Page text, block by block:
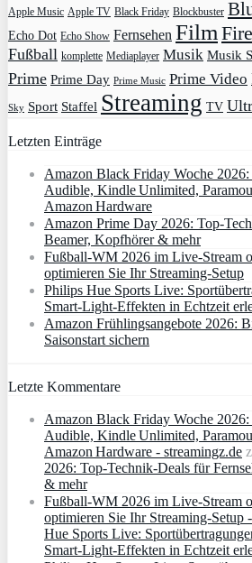
Apple Music Apple TV Black Friday Blockbuster
Echo Dot Echo Show Fernsehen Film
Fußball komplette Mediaplayer Musik Musik
Prime Prime Day Prime Music Prime Video
Sky Sport Staffel Streaming TV
Letzten Einträge
Amazon Black Friday Woche 2026:
Audible, Kindle Unlimited,
Amazon Hardware
Amazon Prime Day 2026: Top-
Beamer, Kopfhörer & mehr
Fußball-WM 2026 im Live-Stream
optimieren Sie Ihr Streaming-Setup
Philips Hue Sports Live:
Smart‑Light‑Effekten in Echtzeit
Amazon Frühlingsangebote 2026:
Saisonstart sichern
Letzte Kommentare
Amazon Black Friday Woche 2026:
Audible, Kindle Unlimited,
Amazon Hardware - streamingz.de
2026: Top-Technik-Deals für
& mehr
Fußball-WM 2026 im Live-Stream
optimieren Sie Ihr Streaming-Setup
Hue Sports Live:
Smart‑Light‑Effekten in Echtzeit